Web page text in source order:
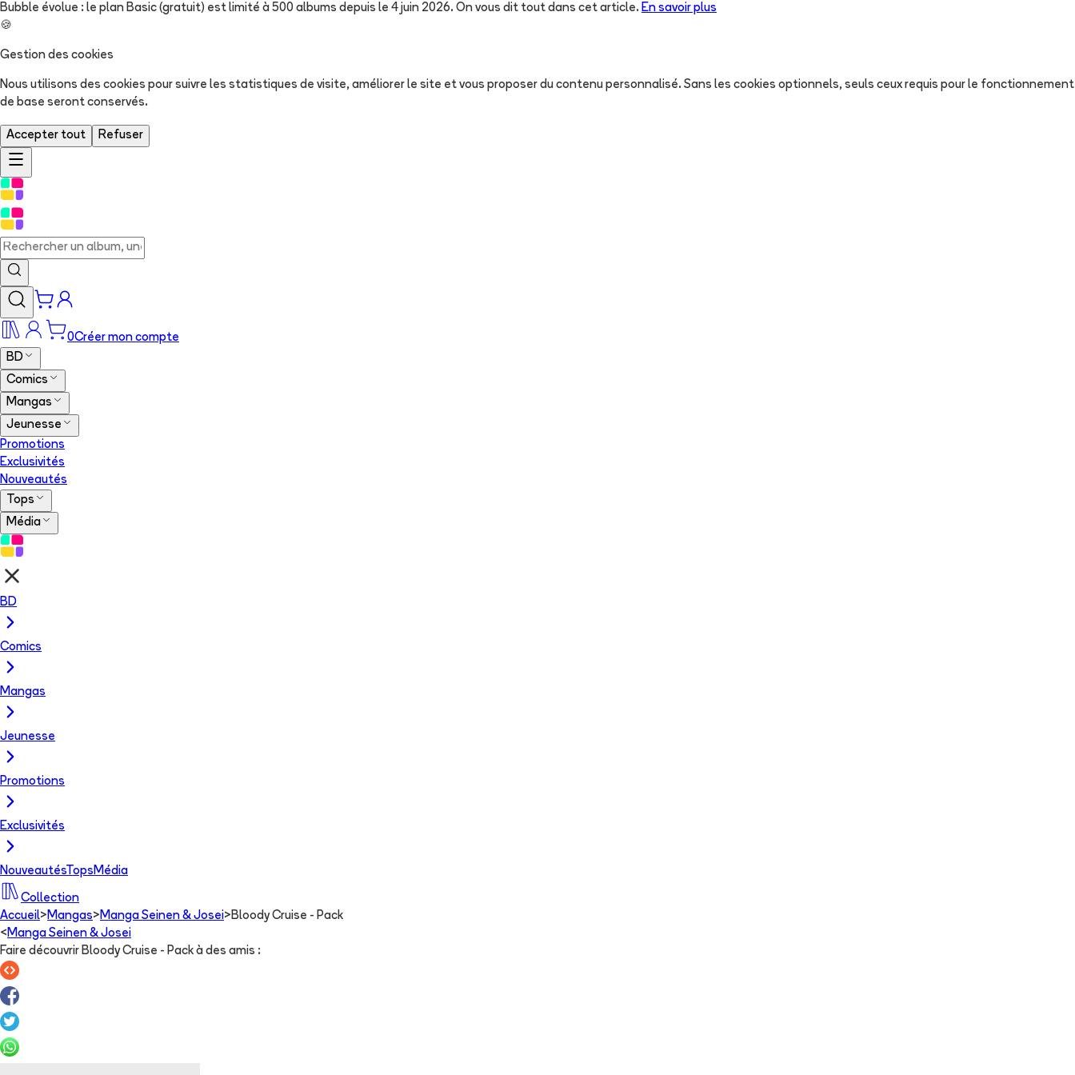
Bubble évolue : le plan Basic (gratuit) est limité à 500 albums depuis le 4 juin 2026. On vous dit tout dans cet article. En savoir plus
🍪
Gestion des cookies
Nous utilisons des cookies pour suivre les statistiques de visite, améliorer le site et vous proposer du contenu personnalisé. Sans les cookies optionnels, seuls ceux requis pour le fonctionnement
de base seront conservés.
Accepter tout Refuser
0Créer mon compte
BD
Comics
Mangas
Jeunesse
Promotions
Exclusivités
Nouveautés
Tops
Média
BD
Comics
Mangas
Jeunesse
Promotions
Exclusivités
NouveautésTops Média
Collection
Accueil> Mangas> Manga Seinen & Josei> Bloody Cruise - Pack
< Manga Seinen & Josei
Faire découvrir Bloody Cruise - Pack à des amis :